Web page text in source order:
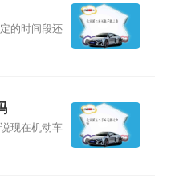
的时间段还
现在机动车